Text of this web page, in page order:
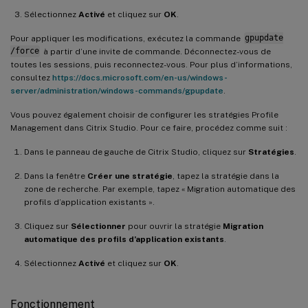
Sélectionnez Activé et cliquez sur OK
Pour appliquer les modifications, exécutez la commande gpupdate
/force à partir d’une invite de commande. Déconnectez-vous de
toutes les sessions, puis reconnectez-vous. Pour plus d’informations,
consultez https://docs.microsoft.com/en-us/windows-
server/administration/windows-commands/gpupdate
Vous pouvez également choisir de configurer les stratégies Profile
Management dans Citrix Studio. Pour ce faire, procédez comme suit :
Dans le panneau de gauche de Citrix Studio, cliquez sur Stratégies
Dans la fenêtre Créer une stratégie , tapez la stratégie dans la
zone de recherche. Par exemple, tapez « Migration automatique des
profils d’application existants ».
Cliquez sur Sélectionner pour ouvrir la stratégie Migration
automatique des profils d’application existants
Sélectionnez Activé et cliquez sur OK
Fonctionnement